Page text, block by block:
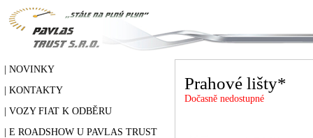
| NOVINKY
| KONTAKTY
| VOZY FIAT K ODBĚRU
| E ROADSHOW U PAVLAS TRUST
Prahové lišty*
Dočasně nedostupné